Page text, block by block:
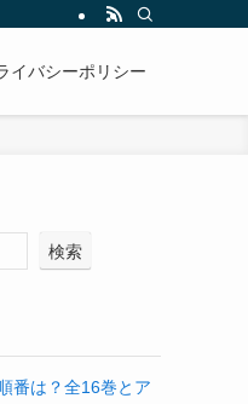
イバシーポリシー
検索
番は？全16巻とア